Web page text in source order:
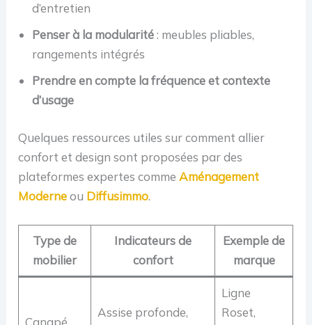
d’entretien
Penser à la modularité: meubles pliables,
rangements intégrés
Prendre en compte la fréquence et contexte
d’usage
Quelques ressources utiles sur comment allier
confort et design sont proposées par des
plateformes expertes commeAménagement
Moderneou Diffusimmo.
Type de
mobilier
Indicateurs de
confort
Exemple de
marque
Canapé
Assise profonde,
Ligne
Roset,